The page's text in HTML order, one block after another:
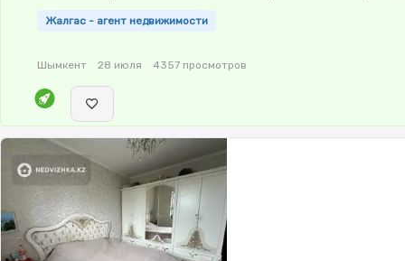
Жалгас - агент недвижимости
Шымкент 28 июля 4357 просмотров